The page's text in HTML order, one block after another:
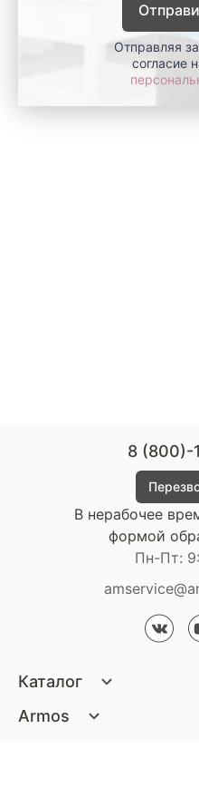
Отправляя
согласие
Каталог
Кровати
Armos
8 (800)-
В нерабочее
формой
Пн-Пт: